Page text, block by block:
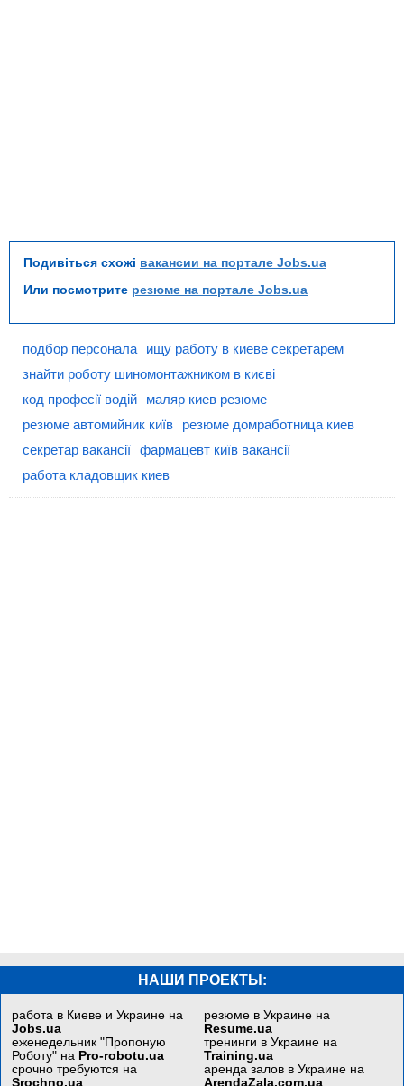
Подивіться схожі вакансии на портале Jobs.ua
Или посмотрите резюме на портале Jobs.ua
подбор персонала
ищу работу в киеве секретарем
знайти роботу шиномонтажником в києві
код професії водій
маляр киев резюме
резюме автомийник київ
резюме домработница киев
секретар вакансії фармацевт київ вакансії
работа кладовщик киев
НАШИ ПРОЕКТЫ:
работа в Киеве и Украине на
Jobs.ua
еженедельник "Пропоную
Роботу" на Pro-robotu.ua
срочно требуются на
Srochno.ua
резюме в Украине на
Resume.ua
тренинги в Украине на
Training.ua
аренда залов в Украине на
ArendaZala.com.ua